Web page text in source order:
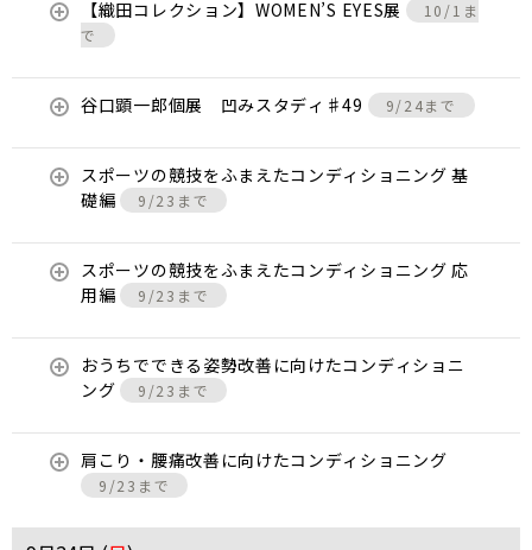
【織田コレクション】WOMEN’S EYES展
10/1ま
で
谷口顕一郎個展 凹みスタディ♯49 9/24まで
スポーツの競技をふまえたコンディショニング 基
礎編
9/23まで
スポーツの競技をふまえたコンディショニング 応
用編
9/23まで
おうちでできる姿勢改善に向けたコンディショニ
ング
9/23まで
肩こり・腰痛改善に向けたコンディショニング
9/23まで